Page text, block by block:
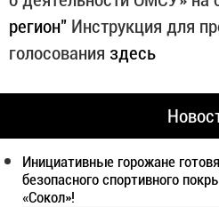
регион" Инструкция для
голосования здесь
Инициативные горожане
безопасного спортивного
«Сокол»!